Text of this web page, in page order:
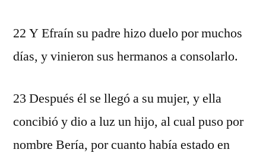
22 Y Efraín su padre hizo duelo por muchos
días, y vinieron sus hermanos a consolarlo.
23 Después él se llegó a su mujer, y ella
concibió y dio a luz un hijo, al cual puso por
nombre Bería, por cuanto había estado en